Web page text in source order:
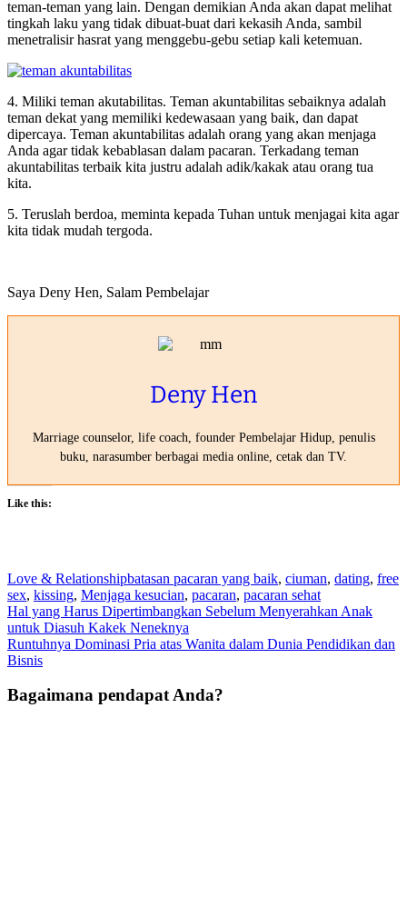
teman-teman yang lain. Dengan demikian Anda akan dapat melihat
tingkah laku yang tidak dibuat-buat dari kekasih Anda, sambil
menetralisir hasrat yang menggebu-gebu setiap kali ketemuan.
4. Miliki teman akutabilitas. Teman akuntabilitas sebaiknya adalah
teman dekat yang memiliki kedewasaan yang baik, dan dapat
dipercaya. Teman akuntabilitas adalah orang yang akan menjaga
Anda agar tidak kebablasan dalam pacaran. Terkadang teman
akuntabilitas terbaik kita justru adalah adik/kakak atau orang tua
kita.
5. Teruslah berdoa, meminta kepada Tuhan untuk menjagai kita agar
kita tidak mudah tergoda.
Saya Deny Hen, Salam Pembelajar
Deny Hen
Marriage counselor, life coach, founder Pembelajar Hidup, penulis
buku, narasumber berbagai media online, cetak dan TV.
Like this:
Love & Relationshipbatasan pacaran yang baik, ciuman, dating, free
sex, kissing, Menjaga kesucian, pacaran, pacaran sehat
Post
navigation
Hal yang Harus Dipertimbangkan Sebelum Menyerahkan Anak
untuk Diasuh Kakek Neneknya
Runtuhnya Dominasi Pria atas Wanita dalam Dunia Pendidikan dan
Bisnis
Bagaimana pendapat Anda?